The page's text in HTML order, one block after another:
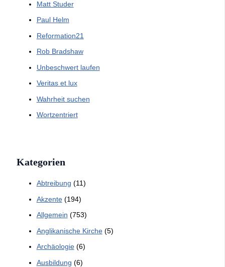
Matt Studer
Paul Helm
Reformation21
Rob Bradshaw
Unbeschwert laufen
Veritas et lux
Wahrheit suchen
Wortzentriert
Kategorien
Abtreibung (11)
Akzente(194)
Allgemein (753)
Anglikanische Kirche(5)
Archäologie(6)
Ausbildung (6)